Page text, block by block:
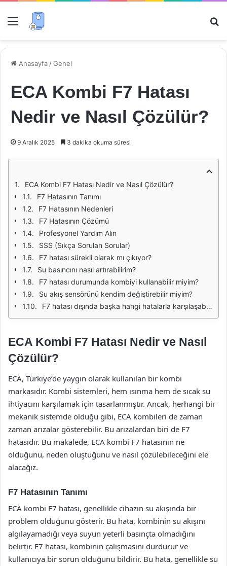
Menü
Anasayfa /Genel
ECA Kombi F7 Hatası
Nedir ve Nasıl Çözülür?
9 Aralık 2025 3 dakika okuma süresi
ECA Kombi F7 Hatası Nedir ve Nasıl Çözülür?
F7 Hatasının Tanımı
F7 Hatasının Nedenleri
F7 Hatasının Çözümü
Profesyonel Yardım Alın
SSS (Sıkça Sorulan Sorular)
F7 hatası sürekli olarak mı çıkıyor?
Su basıncını nasıl artırabilirim?
F7 hatası durumunda kombiyi kullanabilir miyim?
Su akış sensörünü kendim değiştirebilir miyim?
F7 hatası dışında başka hangi hatalarla karşılaşabilirim?
ECA Kombi F7 Hatası Nedir ve Nasıl
Çözülür?
ECA, Türkiye’de yaygın olarak kullanılan bir kombi
markasıdır. Kombi sistemleri, hem ısınma hem de sıcak su
ihtiyacını karşılamak için tasarlanmıştır. Ancak, herhangi bir
mekanik sistemde olduğu gibi, ECA kombileri de zaman
zaman arızalar gösterebilir. Bu arızalardan biri de F7
hatasıdır. Bu makalede, ECA kombi F7 hatasının ne
olduğunu, neden oluştuğunu ve nasıl çözülebileceğini ele
alacağız.
F7 Hatasının Tanımı
ECA kombi F7 hatası, genellikle cihazın su akışında bir
problem olduğunu gösterir. Bu hata, kombinin su akışını
algılayamadığı veya suyun yeterli basınçta olmadığını
belirtir. F7 hatası, kombinin çalışmasını durdurur ve
kullanıcıya bir sorun olduğunu bildirir. Bu hata, genellikle su